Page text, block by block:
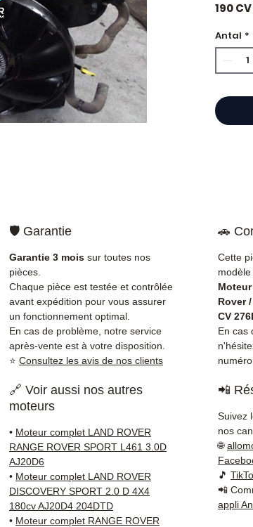
190
Rover
Land
pour
5 à 7
Antal *
🛡️ Garantie
Garantie 3 mois sur toutes nos
pièces.
Chaque pièce est testée et contrôlée
avant expédition pour vous assurer
un fonctionnement optimal.
En cas de problème, notre service
après-vente est à votre disposition.
⭐ Consultez les avis de nos clients
🚗
Cette
Rover
CV
En cas
🔗 Voir aussi nos autres
moteurs
• Moteur complet LAND ROVER
RANGE ROVER SPORT L461 3.0D
AJ20D6
• Moteur complet LAND ROVER
DISCOVERY SPORT 2.0 D 4X4
180cv AJ20D4 204DTD
• Moteur complet RANGE ROVER
📲
Suivez
nos
🌐
🎵
📲
appli